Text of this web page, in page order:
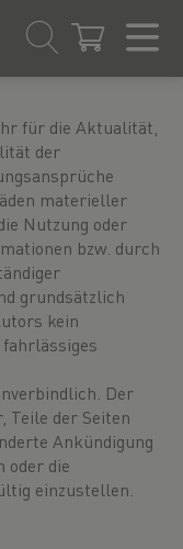
für die Aktualität,
der
materieller
Nutzung oder
bzw. durch
grundsätzlich
kein
Der
Teile der Seiten
Ankündigung
oder die
einzustellen.